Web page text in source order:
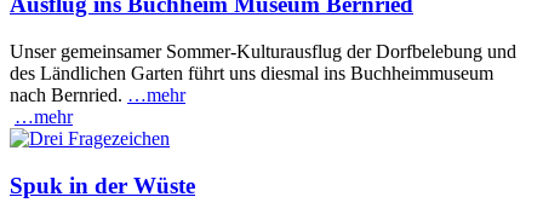
Unser gemeinsamer Sommer-Kulturausflug der Dorfbelebung und
des Ländlichen Garten führt uns diesmal ins Buchheimmuseum
nach Bernried. …mehr
…mehr
Spuk in der Wüste